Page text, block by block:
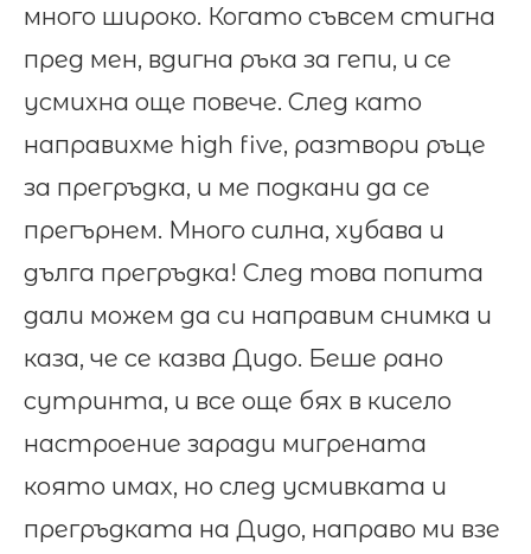
много широко. Когато съвсем стигна
пред мен, вдигна ръка за гепи, и се
усмихна още повече. След като
направихме high five, разтвори ръце
за прегръдка, и ме подкани да се
прегърнем. Много силна, хубава и
дълга прегръдка! След това попита
дали можем да си направим снимка и
каза, че се казва Дидо. Беше рано
сутринта, и все още бях в кисело
настроение заради мигрената
която имах, но след усмивката и
прегръдката на Дидо, направо ми взе